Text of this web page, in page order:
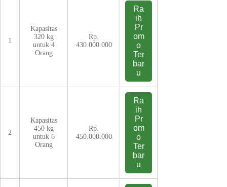
1
Kapasitas
320 kg
untuk 4
Orang
Rp.
430.000.000
Ra
ih
Pr
om
o
Ter
bar
u
2
Kapasitas
450 kg
untuk 6
Orang
Rp.
450.000.000
Ra
ih
Pr
om
o
Ter
bar
u